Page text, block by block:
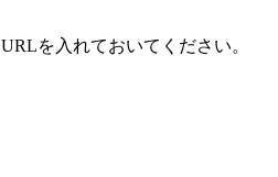
を入れておいてください。